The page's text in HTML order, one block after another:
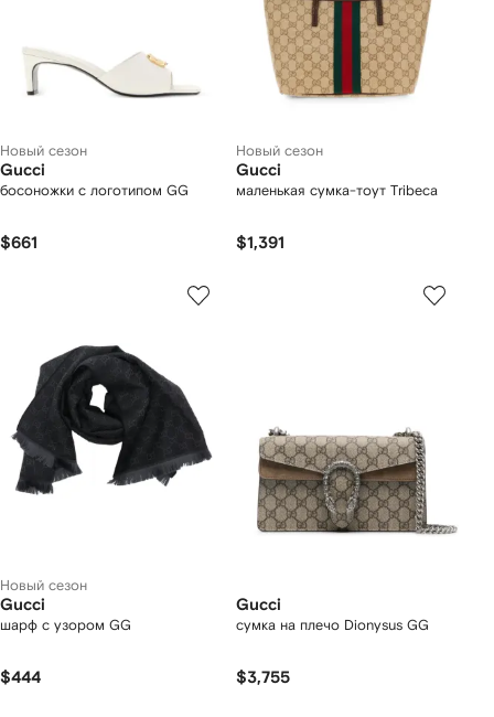
Новый сезон
Gucci
босоножки с логотипом GG
$661
Новый сезон
Gucci
маленькая сумка-тоут Tribeca
$1,391
Новый сезон
Gucci
шарф с узором GG
$444
Gucci
сумка на плечо Dionysus GG
$3,755